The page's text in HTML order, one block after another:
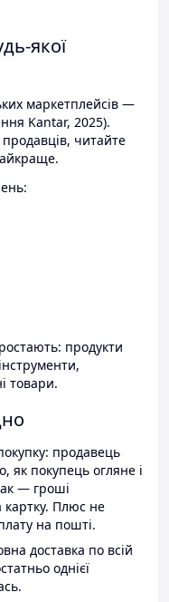
якої
маркетплейсів —
Kantar, 2025).
читайте
продукти
товари.
продавець
як покупець огляне і
— гроші
Плюс не
на пошті.
доставка по всій
однієї